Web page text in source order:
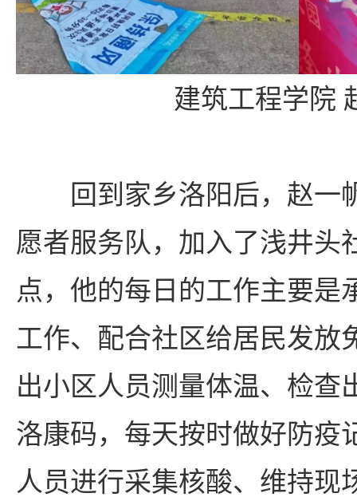
建筑工程学院
回到家乡洛阳后，赵一
愿者服务队，加入了浅井头
点，他的每日的工作主要是
工作、配合社区给居民发放
出小区人员测量体温、检查
洛康码，每天按时做好防疫
人员进行采集核酸、维持现